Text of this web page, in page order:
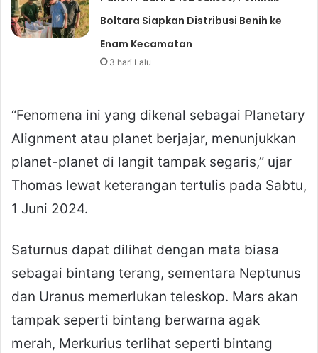
Boltara Siapkan Distribusi Benih ke
Enam Kecamatan
3 hari Lalu
“Fenomena ini yang dikenal sebagai Planetary
Alignment atau planet berjajar, menunjukkan
planet-planet di langit tampak segaris,” ujar
Thomas lewat keterangan tertulis pada Sabtu,
1 Juni 2024.
Saturnus dapat dilihat dengan mata biasa
sebagai bintang terang, sementara Neptunus
dan Uranus memerlukan teleskop. Mars akan
tampak seperti bintang berwarna agak
merah, Merkurius terlihat seperti bintang